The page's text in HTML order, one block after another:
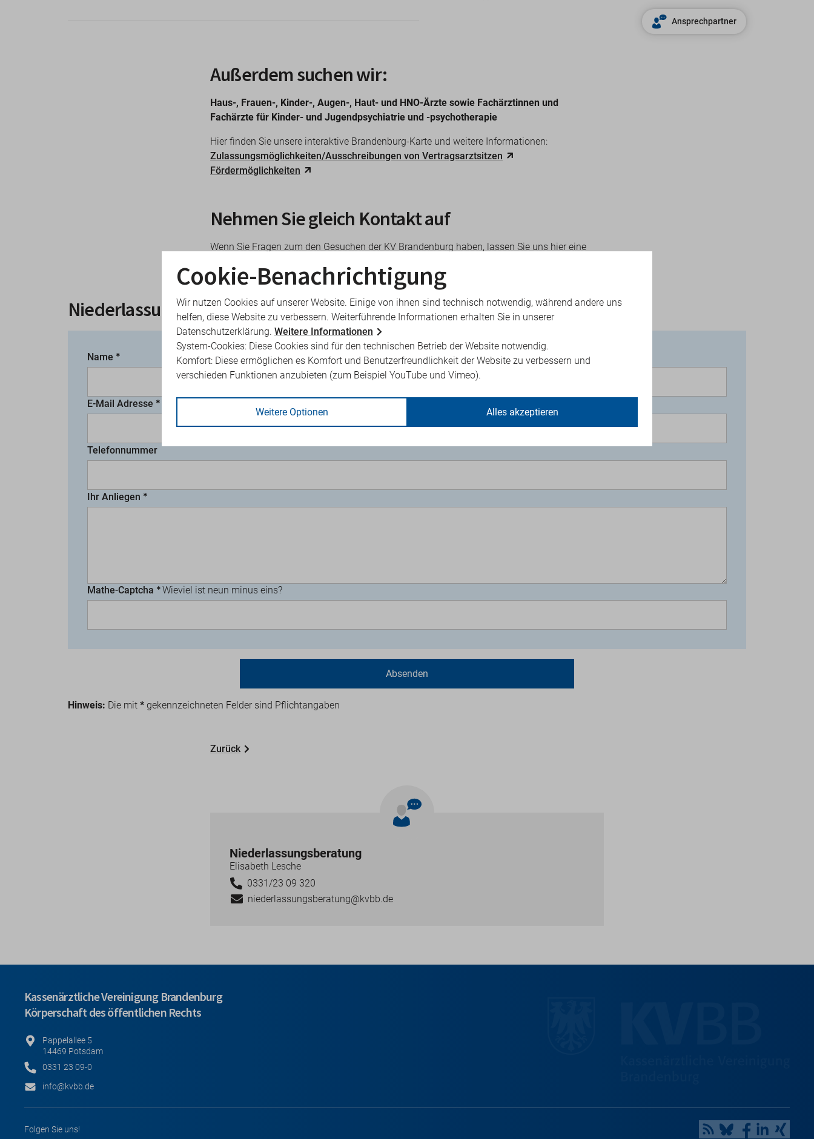
Ansprechpartner
Außerdem suchen wir:
Haus-, Frauen-, Kinder-, Augen-, Haut- und HNO-Ärzte sowie Fachärztinnen und
Fachärzte für Kinder- und Jugendpsychiatrie und -psychotherapie
Hier finden Sie unsere interaktive Brandenburg-Karte und weitere Informationen:
Zulassungsmöglichkeiten/Ausschreibungen von Vertragsarztsitzen
Fördermöglichkeiten
Nehmen Sie gleich Kontakt auf
Wenn Sie Fragen zum den Gesuchen der KV Brandenburg haben, lassen Sie uns hier eine
Niederlassungsberatung
Name
E-Mail Adresse
Telefonnummer
Ihr Anliegen
Mathe-Captcha Wieviel ist neun minus eins?
Absenden
Hinweis: Die mit * gekennzeichneten Felder sind Pflichtangaben
Zurück
Niederlassungsberatung
Elisabeth Lesche
0331/23 09 320
niederlassungsberatung@kvbb.de
Kassenärztliche Vereinigung Brandenburg
Körperschaft des öffentlichen Rechts
Pappelallee 5
14469 Potsdam
0331 23 09-0
info@kvbb.de
Folgen Sie uns!
Cookie-Benachrichtigung
Wir nutzen Cookies auf unserer Website. Einige von ihnen sind technisch notwendig, während andere uns
helfen, diese Website zu verbessern. Weiterführende Informationen erhalten Sie in unserer
Datenschutzerklärung. Weitere Informationen
System-Cookies: Diese Cookies sind für den technischen Betrieb der Website notwendig.
Komfort: Diese ermöglichen es Komfort und Benutzerfreundlichkeit der Website zu verbessern und
verschieden Funktionen anzubieten (zum Beispiel YouTube und Vimeo).
Weitere Optionen Alles akzeptieren